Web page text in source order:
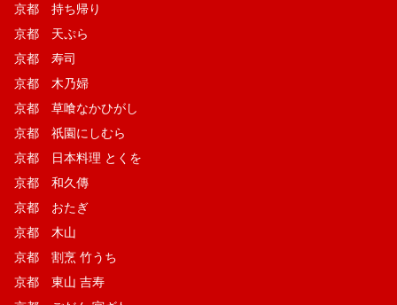
京都 持ち帰り
京都 天ぷら
京都 寿司
京都 木乃婦
京都 草喰なかひがし
京都 祇園にしむら
京都 日本料理 とくを
京都 和久傳
京都 おたぎ
京都 木山
京都 割烹 竹うち
京都 東山 吉寿